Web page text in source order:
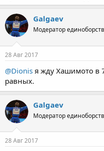
Galgaev
Модератор единоборств
28 Авг 2017
@Dionis я жду Хашимото в
равных.
Galgaev
Модератор единоборств
28 Авг 2017